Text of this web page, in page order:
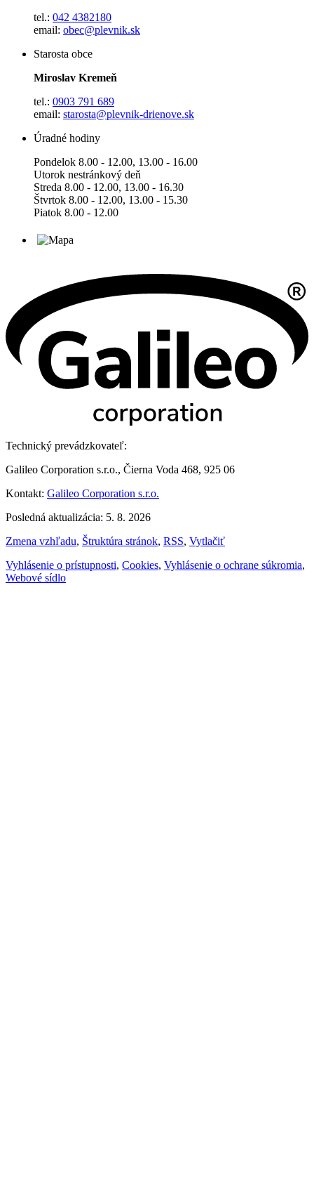
tel.: 042 4382180
email: obec@plevnik.sk
Starosta obce
Miroslav Kremeň
tel.: 0903 791 689
email: starosta@plevnik-drienove.sk
Úradné hodiny
Pondelok 8.00 - 12.00, 13.00 - 16.00
Utorok nestránkový deň
Streda 8.00 - 12.00, 13.00 - 16.30
Štvrtok 8.00 - 12.00, 13.00 - 15.30
Piatok 8.00 - 12.00
Technický prevádzkovateľ:
Galileo Corporation s.r.o., Čierna Voda 468, 925 06
Kontakt: Galileo Corporation s.r.o.
Posledná aktualizácia: 5. 8. 2026
Zmena vzhľadu, Štruktúra stránok, RSS, Vytlačiť
Vyhlásenie o prístupnosti, Cookies, Vyhlásenie o ochrane súkromia,
Webové sídlo